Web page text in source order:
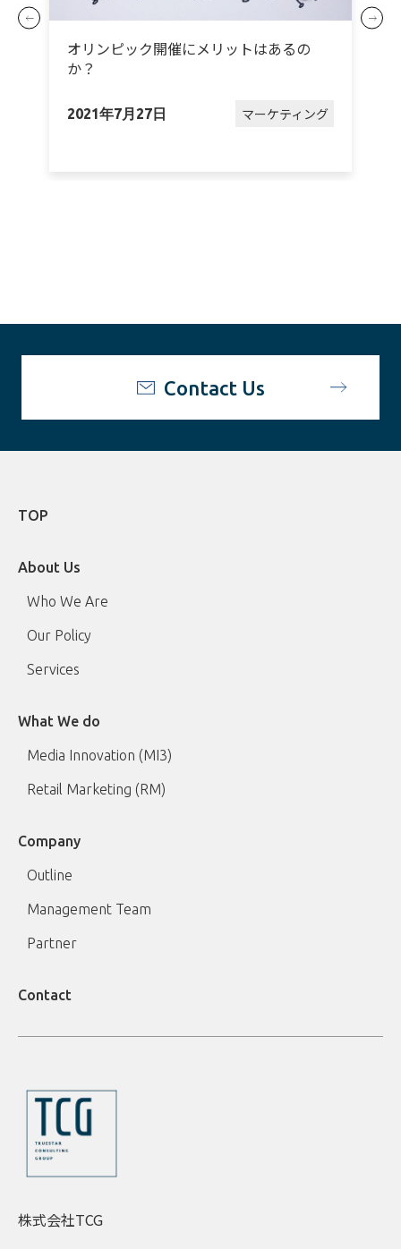
オリンピック開催にメリットはあるの
か？
2021年7月27日 マーケティング
Contact Us
TOP
About Us
Who We Are
Our Policy
Services
What We do
Media Innovation (MI3)
Retail Marketing (RM)
Company
Outline
Management Team
Partner
Contact
株式会社TCG